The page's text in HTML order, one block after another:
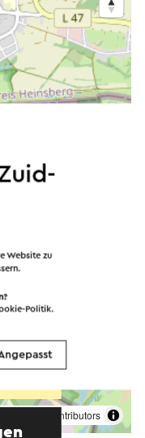
contributors
Website zu
Politik.